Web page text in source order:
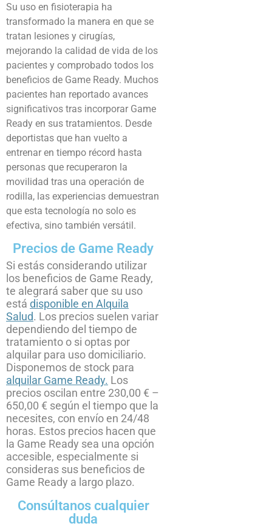
Su uso en fisioterapia ha
transformado la manera en que se
tratan lesiones y cirugías,
mejorando la calidad de vida de los
pacientes y comprobado todos los
beneficios de Game Ready. Muchos
pacientes han reportado avances
significativos tras incorporar Game
Ready en sus tratamientos. Desde
deportistas que han vuelto a
entrenar en tiempo récord hasta
personas que recuperaron la
movilidad tras una operación de
rodilla, las experiencias demuestran
que esta tecnología no solo es
efectiva, sino también versátil.
Precios de Game Ready
Si estás considerando utilizar
los beneficios de Game Ready,
te alegrará saber que su uso
está disponible en Alquila
Salud. Los precios suelen variar
dependiendo del tiempo de
tratamiento o si optas por
alquilar para uso domiciliario.
Disponemos de stock para
alquilar Game Ready. Los
precios oscilan entre 230,00 € –
650,00 € según el tiempo que la
necesites, con envío en 24/48
horas. Estos precios hacen que
la Game Ready sea una opción
accesible, especialmente si
consideras sus beneficios de
Game Ready a largo plazo.
Consúltanos cualquier
duda